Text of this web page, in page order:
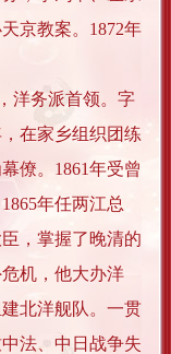
京教案。1872年
洋务派首领。字
在家乡组织团练
僚。1861年受曾
年任两江总
，掌握了晚清的
机，他大办洋
北洋舰队。一贯
法、中日战争失